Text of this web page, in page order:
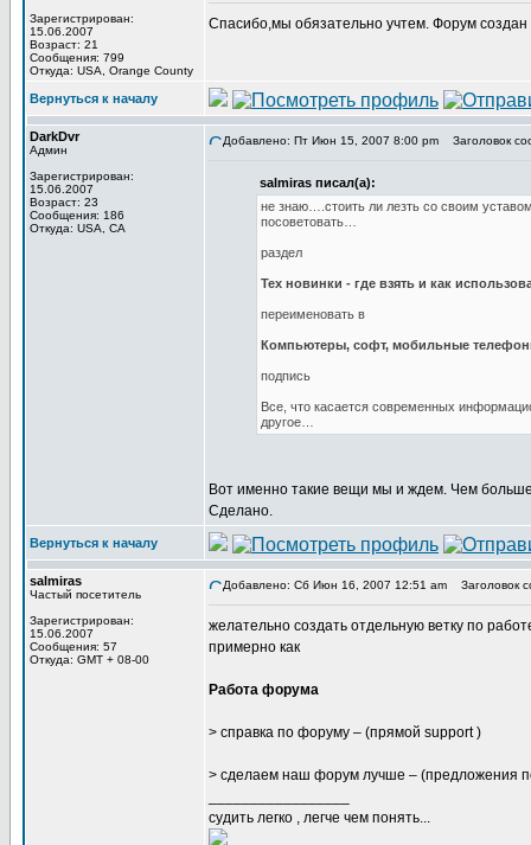
Зарегистрирован:
15.06.2007
Возраст: 21
Сообщения: 799
Откуда: USA, Orange County
Спасибо,мы обязательно учтем. Форум
Вернуться к началу
DarkDvr
Админ
Зарегистрирован:
15.06.2007
Возраст: 23
Сообщения: 186
Откуда: USA, CA
Добавлено: Пт Июн 15, 2007 8:00 pm Заголовок
salmiras писал(а):
не знаю….стоить ли лезть со своим
посоветовать…
раздел
Тех новинки - где взять и как
переименовать в
Компьютеры, софт, мобильные
подпись
Все, что касается современных
другое…
Вот именно такие вещи мы и ждем. Чем
Сделано.
Вернуться к началу
salmiras
Частый посетитель
Зарегистрирован:
15.06.2007
Сообщения: 57
Откуда: GMT + 08-00
Добавлено: Сб Июн 16, 2007 12:51 am Заголовок
желательно создать отдельную ветку по
примерно как
Работа форума
> справка по форуму – (прямой support )
> сделаем наш форум лучше – (предложения
судить легко , легче чем понять...